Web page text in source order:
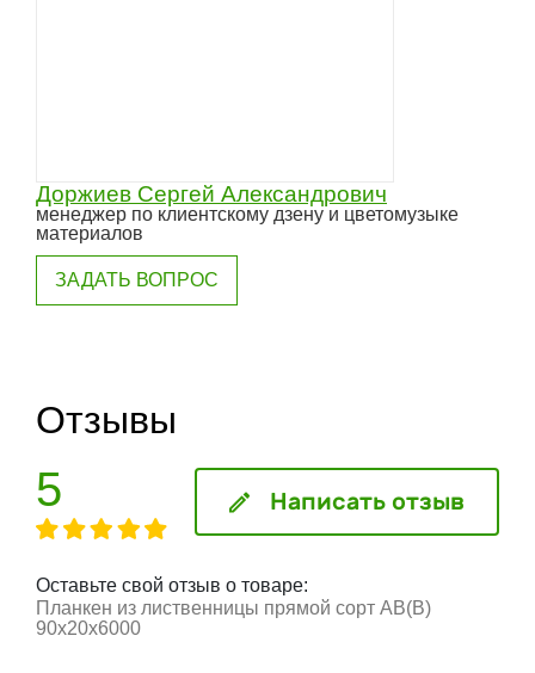
Доржиев Сергей Александрович
менеджер по клиентскому дзену и цветомузыке
материалов
ЗАДАТЬ ВОПРОС
Отзывы
5 Написать отзыв
Оставьте свой отзыв о товаре:
Планкен из лиственницы прямой сорт АВ(В)
90х20х6000